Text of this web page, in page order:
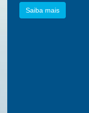
Saiba mais